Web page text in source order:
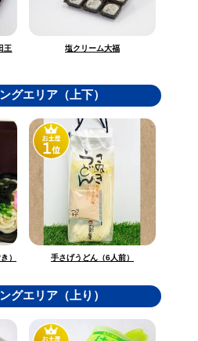
王 塩クリーム大福
グエリア（上下）
） 手さげうどん（6人前）
グエリア（上り）